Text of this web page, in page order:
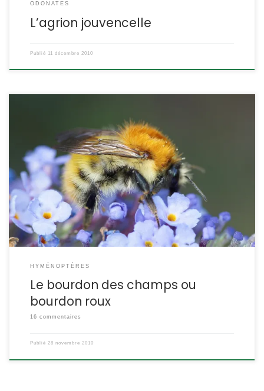
ODONATES
L’agrion jouvencelle
Publié 11 décembre 2010
Il y a une trentaine d’espèces de bourdons en Europe, parmi les 10
plus fréquents, le bourdon des champs est entièrement roux.
Bombus pascuorum Le bourdon roux, le bourdon des bocages
POSITION SYSTÉMATIQUE : Insecte Hyménoptère Famille des
Apoidae ETYMOLOGIE : Bombus = bourdonnement et pascuorum
= des paturages En anglais, il se nomme […]
HYMÉNOPTÈRES
Le bourdon des champs ou
bourdon roux
16 commentaires
Publié 28 novembre 2010